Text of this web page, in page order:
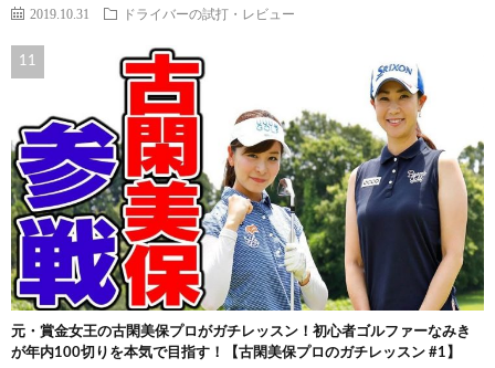
2019.10.31 ドライバーの試打・レビュー
元・賞金女王の古閑美保プロがガチレッスン！初心者ゴルファーなみき
が年内100切りを本気で目指す！【古閑美保プロのガチレッスン #1】